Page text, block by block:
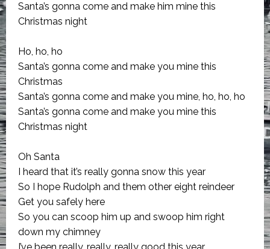
Santa’s gonna come and make him mine this
Christmas night
Ho, ho, ho
Santa’s gonna come and make you mine this
Christmas
Santa’s gonna come and make you mine, ho, ho, ho
Santa’s gonna come and make you mine this
Christmas night
Oh Santa
I heard that it’s really gonna snow this year
So I hope Rudolph and them other eight reindeer
Get you safely here
So you can scoop him up and swoop him right
down my chimney